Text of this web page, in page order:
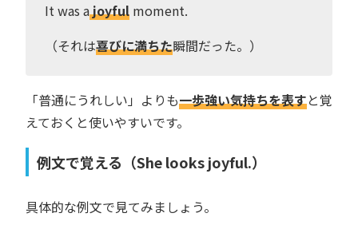
It was ajoyful moment.
（それは喜びに満ちた瞬間だった。）
「普通にうれしい」よりも一歩強い気持ちを表すと覚
えておくと使いやすいです。
例文で覚える（She looks joyful.）
具体的な例文で見てみましょう。